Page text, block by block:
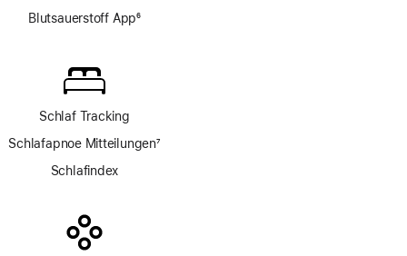
Blutsauerstoff App6
Schlaf Tracking
Schlafapnoe Mitteilungen
Fußnote
7
Schlafindex